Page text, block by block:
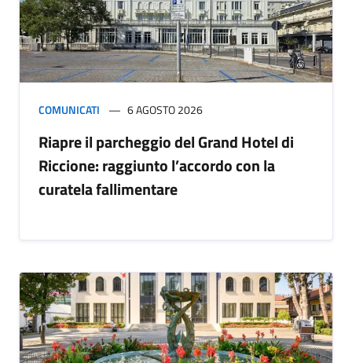
COMUNICATI 6 AGOSTO 2026
Riapre il parcheggio del Grand Hotel di
Riccione: raggiunto l’accordo con la
curatela fallimentare